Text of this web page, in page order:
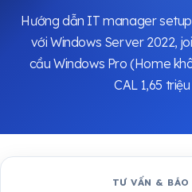
Hướng dẫn IT manager
với Windows Server 2022,
cầu Windows Pro (Home
CAL 1,65
TƯ VẤN &